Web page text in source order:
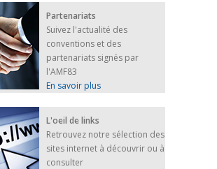
Partenariats
Suivez l'actualité des
conventions et des
partenariats signés par
l'AMF83
En savoir plus
L'oeil de links
Retrouvez notre sélection des
sites internet à découvrir ou à
consulter